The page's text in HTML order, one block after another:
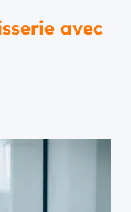
avec